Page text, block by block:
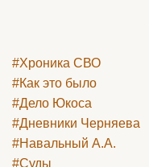
#Хроника СВО
#Как это было
#Дело Юкоса
#Дневники Черняева
#Навальный А.А.
#Суды